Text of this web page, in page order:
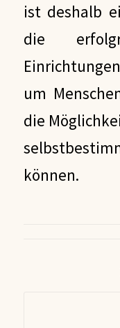
ist deshalb
die
um
die
können.